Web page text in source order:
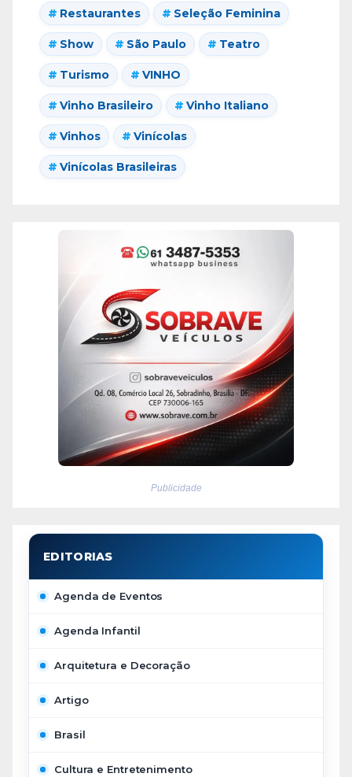
Restaurantes Seleção Feminina
Show São Paulo Teatro
Turismo VINHO
Vinho Brasileiro Vinho Italiano
Vinhos Vinícolas
Vinícolas Brasileiras
Publicidade
Agenda de Eventos
Agenda Infantil
Arquitetura e Decoração
Artigo
Brasil
Cultura e Entretenimento